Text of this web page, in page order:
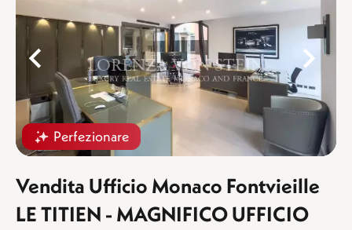
Perfezionare
Vendita Ufficio Monaco Fontvieille
LE TITIEN - MAGNIFICO UFFICIO